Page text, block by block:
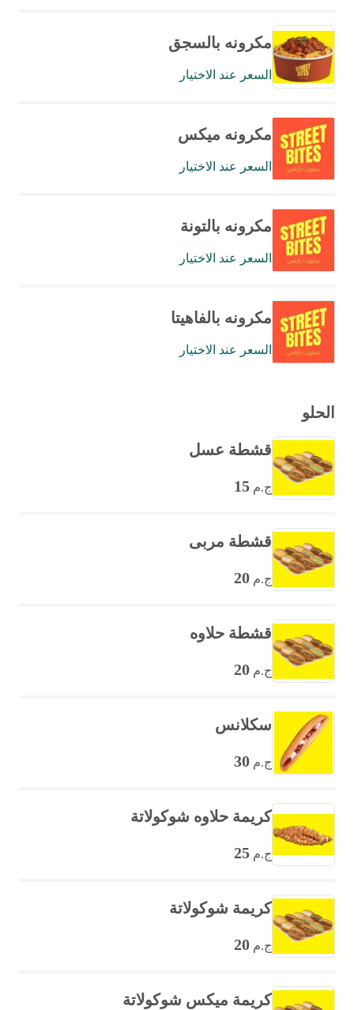
مكرونه بالسجق
السعر عند الاختيار
مكرونه ميكس
السعر عند الاختيار
مكرونه بالتونة
السعر عند الاختيار
مكرونه بالفاهيتا
السعر عند الاختيار
الحلو
قشطة عسل
ج.م 15
قشطة مربى
ج.م 20
قشطة حلاوه
ج.م 20
سكلانس
ج.م 30
كريمة حلاوه شوكولاتة
ج.م 25
كريمة شوكولاتة
ج.م 20
كريمة ميكس شوكولاتة